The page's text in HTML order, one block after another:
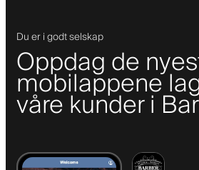
Du er i godt selskap
Oppdag de
mobilappene
våre kunder i